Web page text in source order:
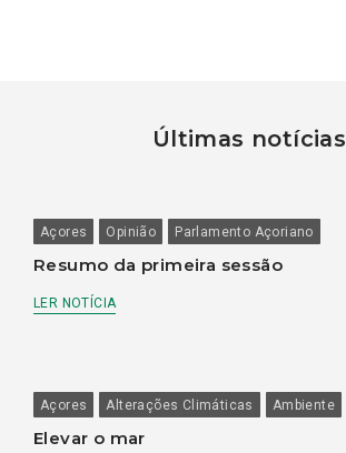
Últimas notícias
Açores Opinião Parlamento Açoriano
Resumo da primeira sessão
LER NOTÍCIA
Açores Alterações Climáticas Ambiente
Elevar o mar